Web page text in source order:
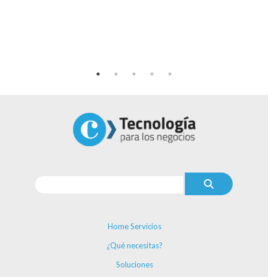
Home Servicios
¿Qué necesitas?
Soluciones